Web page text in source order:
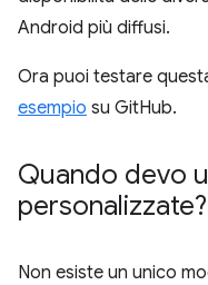
Android più diffusi.
Ora puoi testare
esempio su GitHub.
Quando devo
personalizzate?
Non esiste un unico